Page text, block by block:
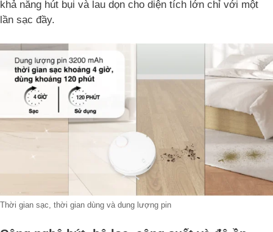
khả năng hút bụi và lau dọn cho diện tích lớn chỉ với một
lần sạc đầy.
Thời gian sạc, thời gian dùng và dung lượng pin